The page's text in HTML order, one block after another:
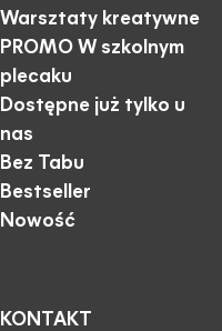
Warsztaty kreatywne
PROMO W szkolnym
plecaku
Dostępne już tylko u
nas
Bez Tabu
Bestseller
Nowość
KONTAKT